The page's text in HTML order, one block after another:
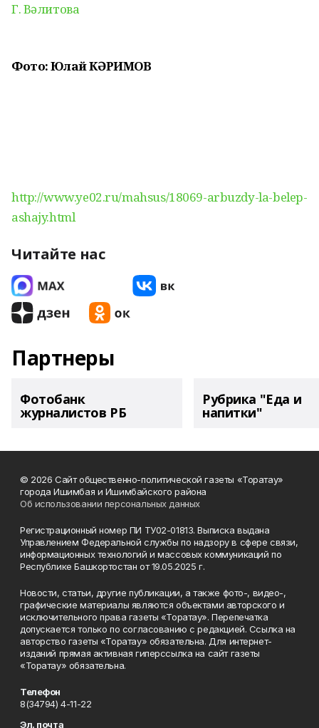
Г. Вәлитова
Фото: Юлай КӘРИМОВ
http://www.ye02.ru/mahsus/18069-arbuzdy-la-belep-
ashajy.html
Читайте нас
Партнеры
Фотобанк
журналистов РБ
Рубрика "Еда и
напитки"
© 2026 Сайт общественно-политической газеты «Торатау»
города Ишимбая и Ишимбайского района
Об использовании персональных данных
Регистрационный номер ПИ ТУ02-01813. Выписка выдана
Управлением Федеральной службы по надзору в сфере связи,
информационных технологий и массовых коммуникаций по
Республике Башкортостан от 19.05.2025 г.
Новости, статьи, другие публикации, а также фото-, видео-,
графические материалы являются объектами авторского и
исключительного права газеты «Торатау». Перепечатка
допускается только по согласованию с редакцией. Ссылка на
авторство газеты «Торатау» обязательна. Для интернет-
изданий прямая активная гиперссылка на сайт газеты
«Торатау» обязательна.
Телефон
8(34794) 4-11-22
Эл. почта